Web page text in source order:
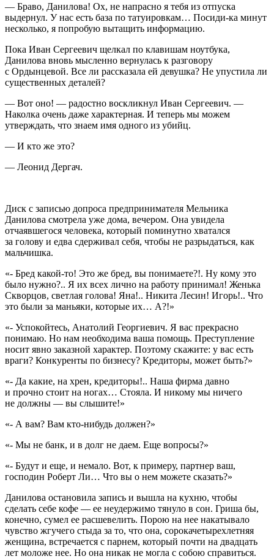
— Браво, Данилова! Ох, не напрасно я тебя из отпуска
выдернул. У нас есть база по татуировкам… Посиди-ка минут
несколько, я попробую вытащить информацию.
Пока Иван Сергеевич щелкал по клавишам ноутбука,
Данилова вновь мысленно вернулась к разговору
с Ордынцевой. Все ли рассказала ей девушка? Не упустила ли
существенных деталей?
— Вот оно! — радостно воскликнул Иван Сергеевич. —
Наколка очень даже характерная. И теперь мы можем
утверждать, что знаем имя одного из убийц.
— И кто же это?
— Леонид Дергач.
Диск с записью допроса предпринимателя Мельника
Данилова смотрела уже дома, вечером. Она увидела
отчаявшегося человека, который поминутно хватался
за голову и едва сдерживал себя, чтобы не разрыдаться, как
мальчишка.
«- Бред какой-то! Это же бред, вы понимаете?!. Ну кому это
было нужно?.. Я их всех лично на работу принимал! Женька
Скворцов, светлая голова! Яна!.. Никита Лесин! Игорь!.. Что
это были за маньяки, которые их… А?!»
«- Успокойтесь, Анатолий Георгиевич. Я вас прекрасно
понимаю. Но нам необходима ваша помощь. Преступление
носит явно заказной характер. Поэтому скажите: у вас есть
враги? Конкуренты по бизнесу? Кредиторы, может быть?»
«- Да какие, на хрен, кредиторы!.. Наша фирма давно
и прочно стоит на ногах… Стояла. И никому мы ничего
не должны — вы слышите!»
«- А вам? Вам кто-нибудь должен?»
«- Мы не банк, и в долг не даем. Еще вопросы?»
«- Будут и еще, и немало. Вот, к примеру, партнер ваш,
господин Роберт Ли… Что вы о нем можете сказать?»
Данилова остановила запись и вышла на кухню, чтобы
сделать себе кофе — ее неудержимо тянуло в сон. Гриша бы,
конечно, сумел ее расшевелить. Порою на нее накатывало
чувство жгучего стыда за то, что она, сорокачетырехлетняя
женщина, встречается с парнем, который почти на двадцать
лет моложе нее. Но она никак не могла с собою справиться.